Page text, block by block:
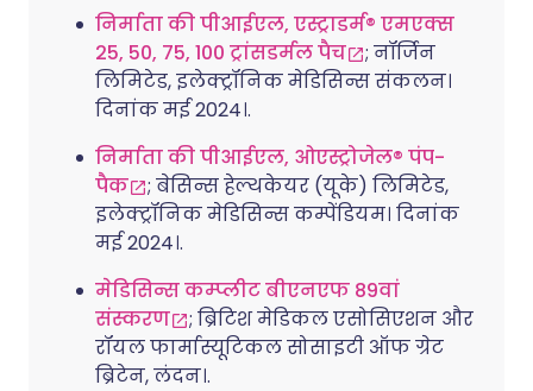
निर्माता की पीआईएल, एस्ट्राडर्म® एमएक्स
25, 50, 75, 100 ट्रांसडर्मल पैच
; नॉर्जिन
लिमिटेड, इलेक्ट्रॉनिक मेडिसिन्स संकलन।
दिनांक मई 2024।.
निर्माता की पीआईएल, ओएस्ट्रोजेल® पंप-
पैक
; बेसिन्स हेल्थकेयर (यूके) लिमिटेड,
इलेक्ट्रॉनिक मेडिसिन्स कम्पेंडियम। दिनांक
मई 2024।.
मेडिसिन्स कम्प्लीट बीएनएफ 89वां
संस्करण
; ब्रिटिश मेडिकल एसोसिएशन और
रॉयल फार्मास्यूटिकल सोसाइटी ऑफ ग्रेट
ब्रिटेन, लंदन।.